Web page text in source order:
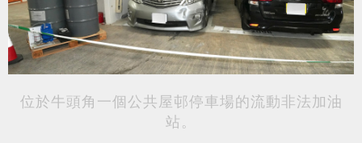
位於牛頭角一個公共屋邨停車場的流動非法加油
站。